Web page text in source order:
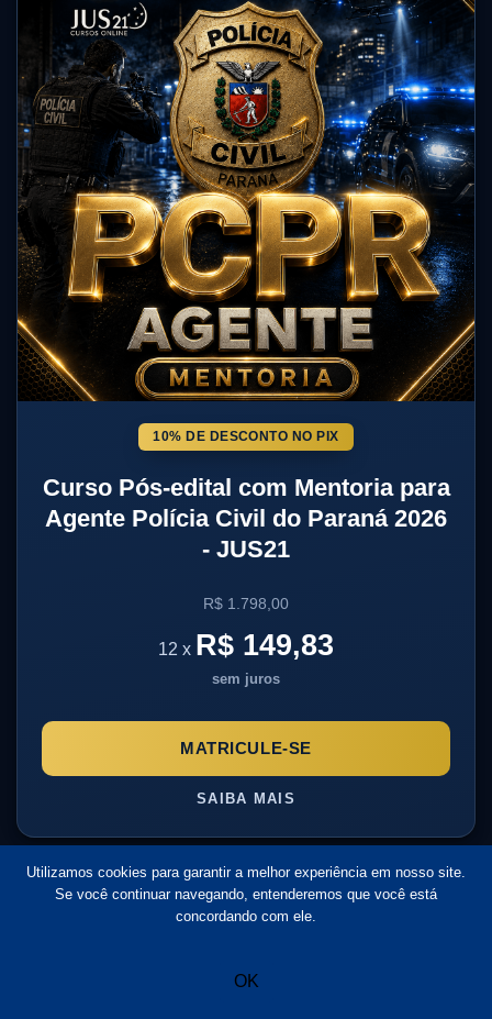
10% DE DESCONTO NO PIX
Curso Pós-edital com Mentoria para
Agente Polícia Civil do Paraná 2026
- JUS21
R$ 1.798,00
12 x R$ 149,83
sem juros
SAIBA MAIS
MATRICULE-SE
Utilizamos cookies para garantir a melhor experiência em nosso site.
Se você continuar navegando, entenderemos que você está
concordando com ele.
OK